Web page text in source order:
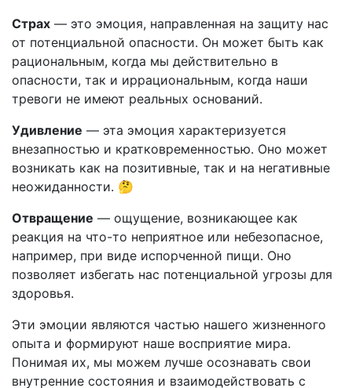
Страх — это эмоция, направленная на защиту нас
от потенциальной опасности. Он может быть как
рациональным, когда мы действительно в
опасности, так и иррациональным, когда наши
тревоги не имеют реальных оснований.
Удивление — эта эмоция характеризуется
внезапностью и кратковременностью. Оно может
возникать как на позитивные, так и на негативные
неожиданности. 🤔
Отвращение — ощущение, возникающее как
реакция на что-то неприятное или небезопасное,
например, при виде испорченной пищи. Оно
позволяет избегать нас потенциальной угрозы для
здоровья.
Эти эмоции являются частью нашего жизненного
опыта и формируют наше восприятие мира.
Понимая их, мы можем лучше осознавать свои
внутренние состояния и взаимодействовать с